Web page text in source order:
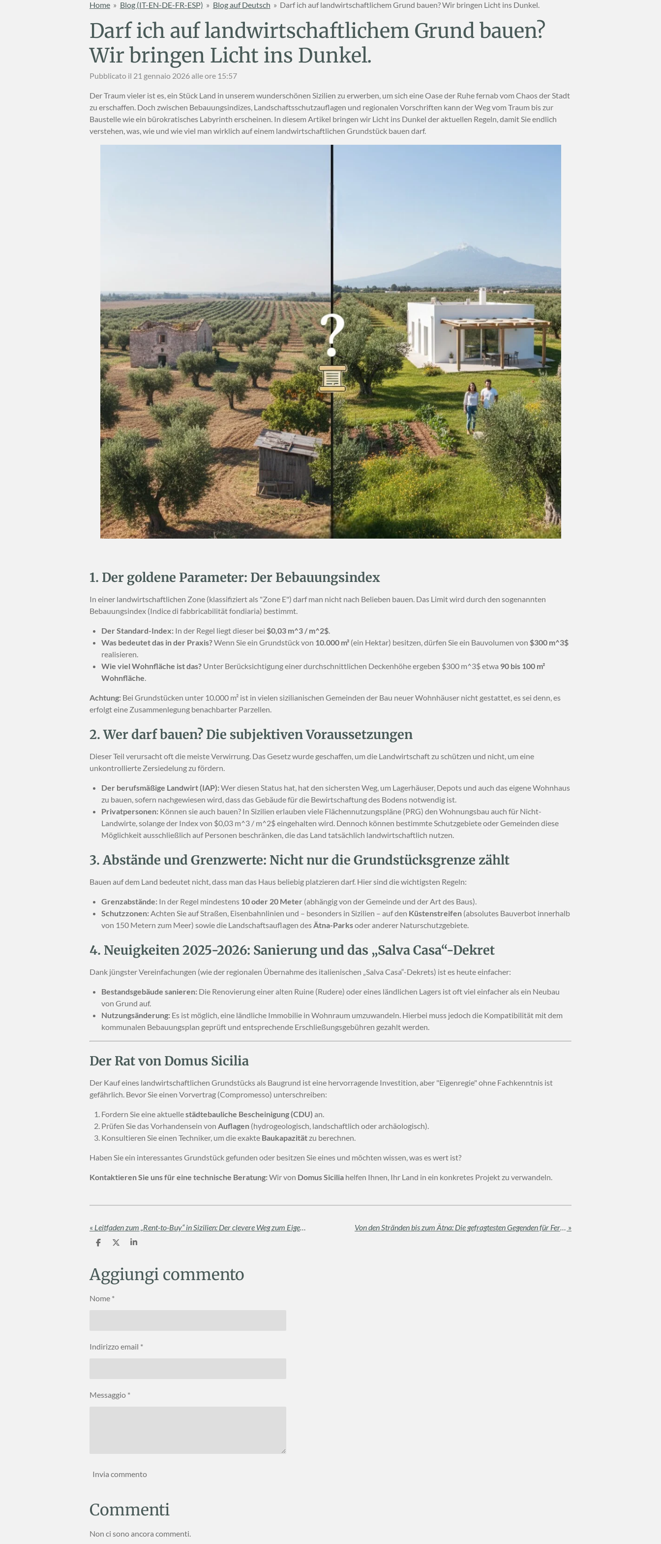
Home » Blog (IT-EN-DE-FR-ESP) » Blog auf Deutsch » Darf ich auf landwirtschaftlichem Grund bauen? Wir bringen Licht ins Dunkel.
Darf ich auf landwirtschaftlichem Grund bauen?
Wir bringen Licht ins Dunkel.
Pubblicato il 21 gennaio 2026 alle ore 15:57
Der Traum vieler ist es, ein Stück Land in unserem wunderschönen Sizilien zu erwerben, um sich eine Oase der Ruhe fernab vom Chaos der Stadt
zu erschaffen. Doch zwischen Bebauungsindizes, Landschaftsschutzauflagen und regionalen Vorschriften kann der Weg vom Traum bis zur
Baustelle wie ein bürokratisches Labyrinth erscheinen. In diesem Artikel bringen wir Licht ins Dunkel der aktuellen Regeln, damit Sie endlich
verstehen, was, wie und wie viel man wirklich auf einem landwirtschaftlichen Grundstück bauen darf.
1. Der goldene Parameter: Der Bebauungsindex
In einer landwirtschaftlichen Zone (klassifiziert als "Zone E") darf man nicht nach Belieben bauen. Das Limit wird durch den sogenannten
Bebauungsindex (Indice di fabbricabilität fondiaria) bestimmt.
Der Standard-Index: In der Regel liegt dieser bei $0,03 m^3 / m^2$
Was bedeutet das in der Praxis?Wenn Sie ein Grundstück von 10.000 m² (ein Hektar) besitzen, dürfen Sie ein Bauvolumen von $300 m^3$
realisieren.
Wie viel Wohnfläche ist das? Unter Berücksichtigung einer durchschnittlichen Deckenhöhe ergeben $300 m^3$etwa 90 bis 100 m²
Wohnfläche
Achtung: Bei Grundstücken unter 10.000 m² ist in vielen sizilianischen Gemeinden der Bau neuer Wohnhäuser nicht gestattet, es sei denn, es
erfolgt eine Zusammenlegung benachbarter Parzellen.
2. Wer darf bauen? Die subjektiven Voraussetzungen
Dieser Teil verursacht oft die meiste Verwirrung. Das Gesetz wurde geschaffen, um die Landwirtschaft zu schützen und nicht, um eine
unkontrollierte Zersiedelung zu fördern.
Der berufsmäßige Landwirt (IAP):Wer diesen Status hat, hat den sichersten Weg, um Lagerhäuser, Depots und auch das eigene Wohnhaus
zu bauen, sofern nachgewiesen wird, dass das Gebäude für die Bewirtschaftung des Bodens notwendig ist.
Privatpersonen: Können sie auch bauen? In Sizilien erlauben viele Flächennutzungspläne (PRG) den Wohnungsbau auch für Nicht-
Landwirte, solange der Index von $0,03 m^3 / m^2$eingehalten wird. Dennoch können bestimmte Schutzgebiete oder Gemeinden diese
Möglichkeit ausschließlich auf Personen beschränken, die das Land tatsächlich landwirtschaftlich nutzen.
3. Abstände und Grenzwerte: Nicht nur die Grundstücksgrenze zählt
Bauen auf dem Land bedeutet nicht, dass man das Haus beliebig platzieren darf. Hier sind die wichtigsten Regeln:
Grenzabstände: In der Regel mindestens 10 oder 20 Meter (abhängig von der Gemeinde und der Art des Baus).
Schutzzonen: Achten Sie auf Straßen, Eisenbahnlinien und – besonders in Sizilien – auf den Küstenstreifen (absolutes Bauverbot innerhalb
von 150 Metern zum Meer) sowie die Landschaftsauflagen des Ätna-Parksoder anderer Naturschutzgebiete.
4. Neuigkeiten 2025-2026: Sanierung und das „Salva Casa“-Dekret
Dank jüngster Vereinfachungen (wie der regionalen Übernahme des italienischen „Salva Casa“-Dekrets) ist es heute einfacher:
Bestandsgebäude sanieren: Die Renovierung einer alten Ruine (Rudere) oder eines ländlichen Lagers ist oft viel einfacher als ein Neubau
von Grund auf.
Nutzungsänderung: Es ist möglich, eine ländliche Immobilie in Wohnraum umzuwandeln. Hierbei muss jedoch die Kompatibilität mit dem
kommunalen Bebauungsplan geprüft und entsprechende Erschließungsgebühren gezahlt werden.
Der Rat von Domus Sicilia
Der Kauf eines landwirtschaftlichen Grundstücks als Baugrund ist eine hervorragende Investition, aber "Eigenregie" ohne Fachkenntnis ist
gefährlich. Bevor Sie einen Vorvertrag (Compromesso) unterschreiben:
Fordern Sie eine aktuellestädtebauliche Bescheinigung (CDU) an.
Prüfen Sie das Vorhandensein von Auflagen (hydrogeologisch, landschaftlich oder archäologisch).
Konsultieren Sie einen Techniker, um die exakte Baukapazitätzu berechnen.
Haben Sie ein interessantes Grundstück gefunden oder besitzen Sie eines und möchten wissen, was es wert ist?
Kontaktieren Sie uns für eine technische Beratung:Wir von Domus Sicilia helfen Ihnen, Ihr Land in ein konkretes Projekt zu verwandeln.
« »
C
i
d
C
i
v
C
Aggiungi commento
Nome *
Indirizzo email *
Messaggio *
Invia commento
Commenti
Non ci sono ancora commenti.